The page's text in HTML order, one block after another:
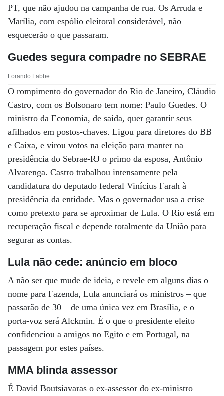
PT, que não ajudou na campanha de rua. Os Arruda e
Marília, com espólio eleitoral considerável, não
esquecerão o que passaram.
Guedes segura compadre no SEBRAE
Lorando Labbe
O rompimento do governador do Rio de Janeiro, Cláudio
Castro, com os Bolsonaro tem nome: Paulo Guedes. O
ministro da Economia, de saída, quer garantir seus
afilhados em postos-chaves. Ligou para diretores do BB
e Caixa, e virou votos na eleição para manter na
presidência do Sebrae-RJ o primo da esposa, Antônio
Alvarenga. Castro trabalhou intensamente pela
candidatura do deputado federal Vinícius Farah à
presidência da entidade. Mas o governador usa a crise
como pretexto para se aproximar de Lula. O Rio está em
recuperação fiscal e depende totalmente da União para
segurar as contas.
Lula não cede: anúncio em bloco
A não ser que mude de ideia, e revele em alguns dias o
nome para Fazenda, Lula anunciará os ministros – que
passarão de 30 – de uma única vez em Brasília, e o
porta-voz será Alckmin. É o que o presidente eleito
confidenciou a amigos no Egito e em Portugal, na
passagem por estes países.
MMA blinda assessor
É David Boutsiavaras o ex-assessor do ex-ministro